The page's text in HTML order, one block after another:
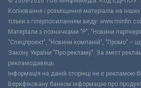
Копіювання і розміщення матеріалів на
тільки з гіперпосиланням виду:
Матеріали з позначками "Р", "Новини
"Спецпроект", "Новини компаній", "Промо" –
Закону України "Про рекламу". За зміст
рекламодавець.
Інформація на даній сторінці не є рекламою
Верифіковану банком інформацію про